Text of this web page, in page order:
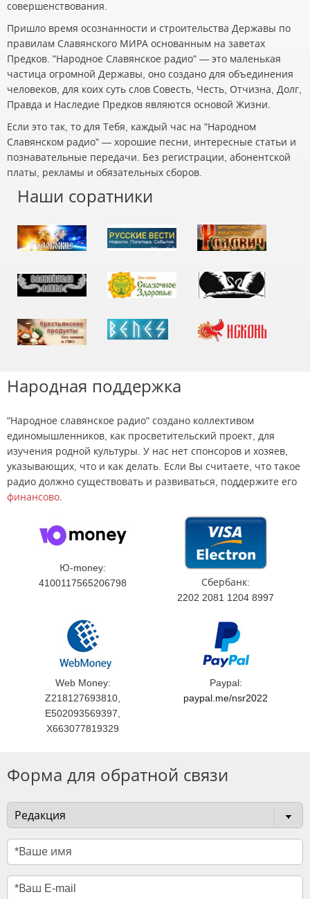
совершенствования.
Пришло время осознанности и строительства Державы по
правилам Славянского МИРА основанным на заветах
Предков. "Народное Славянское радио" — это маленькая
частица огромной Державы, оно создано для объединения
человеков, для коих суть слов Совесть, Честь, Отчизна, Долг,
Правда и Наследие Предков являются основой Жизни.
Если это так, то для Тебя, каждый час на "Народном
Славянском радио" — хорошие песни, интересные статьи и
познавательные передачи. Без регистрации, абонентской
платы, рекламы и обязательных сборов.
Наши соратники
Народная поддержка
"Народное славянское радио" создано коллективом
единомышленников, как просветительский проект, для
изучения родной культуры. У нас нет спонсоров и хозяев,
указывающих, что и как делать. Если Вы считаете, что такое
радио должно существовать и развиваться, поддержите его
финансово
Ю-money:
4100117565206798
Сбербанк:
2202 2081 1204 8997
Web Money:
Z218127693810,
E502093569397,
X663077819329
Paypal:
paypal.me/nsr2022
Форма для обратной связи